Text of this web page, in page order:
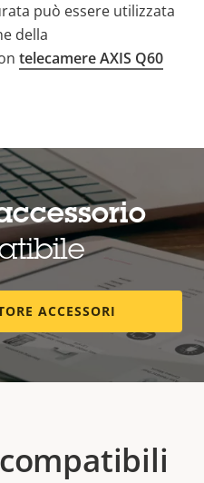
può essere utilizzata
della
telecamere AXIS Q60
ACCESSORI